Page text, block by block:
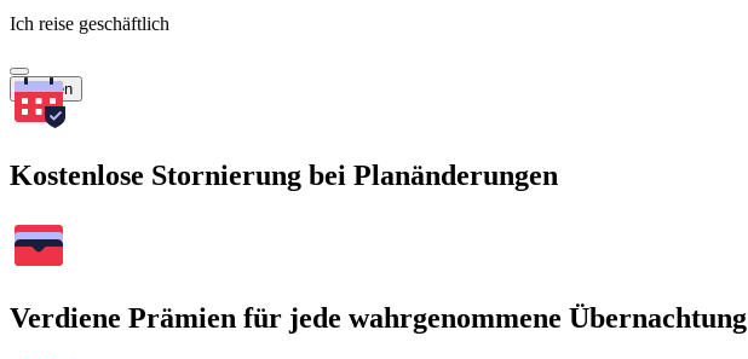
Ich reise geschäftlich
Suchen
Kostenlose Stornierung bei Planänderungen
Verdiene Prämien für jede wahrgenommene Übernachtung